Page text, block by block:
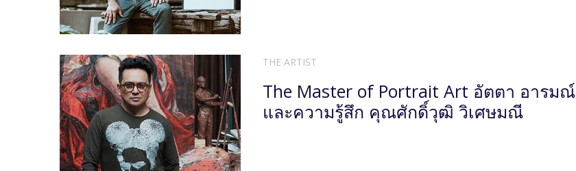
THE ARTIST
The Master of Portrait Art อัตตา อารมณ์
และความรู้สึก คุณศักดิ์วุฒิ วิเศษมณี